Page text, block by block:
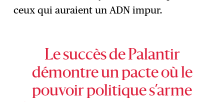
ceux qui auraient un ADN impur.
Le succès de Palantir
démontre un pacte où le
pouvoir politique s’arme